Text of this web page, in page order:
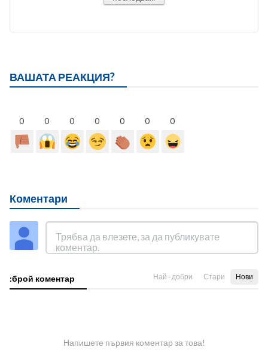
ВАШАТА РЕАКЦИЯ?
0 0 0 0 0 0 0
Коментари
:брой коментар Най - добри Стари Нови
Напишете първия коментар за това!